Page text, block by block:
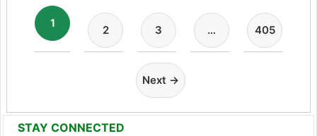
1
2 3 … 405
Next →
STAY CONNECTED